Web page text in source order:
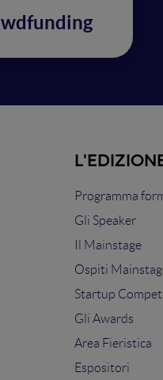
Programma
Gli Speaker
Il Mainstage
Ospiti
Startup
Gli Awards
Area Fieristica
Espositori